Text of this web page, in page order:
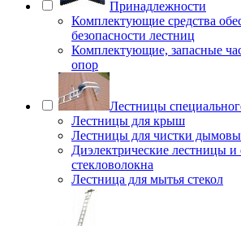
Принадлежности
Комплектующие средства
безопасности лестниц
Комплектующие, запасные
опор
Лестницы
Лестницы для крыш
Лестницы для чистки
Диэлектрические лестницы и
стекловолокна
Лестница для мытья стекол